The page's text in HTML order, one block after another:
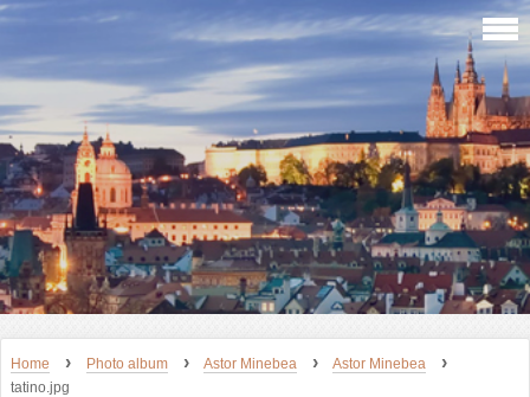
Home › Photo album › Astor Minebea › Astor Minebea ›
tatino.jpg